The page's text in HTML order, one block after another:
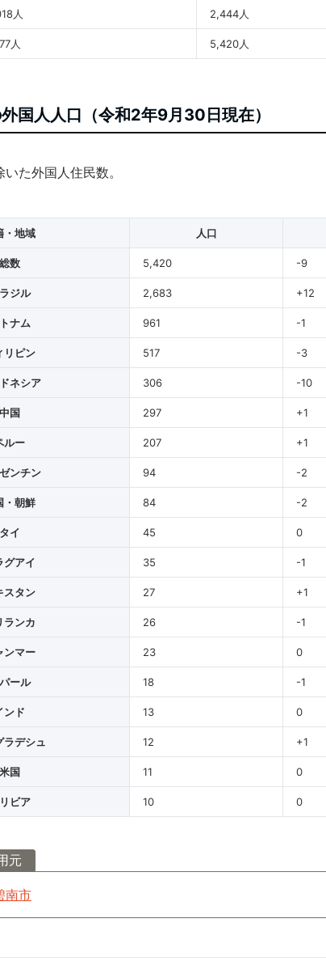
人 2,444人
人 5,420人
国人人口（令和2年9月30日現在）
た外国人住民数。
・地域 人口
総数 5,420 -9
ジル 2,683 +12
ナム 961 -1
リピン 517 -3
ネシア 306 -10
中国 297 +1
ルー 207 +1
ンチン 94 -2
・朝鮮 84 -2
タイ 45 0
グアイ 35 -1
スタン 27 +1
ランカ 26 -1
ンマー 23 0
ール 18 -1
ンド 13 0
ラデシュ 12 +1
米国 11 0
ビア 10 0
元
南市